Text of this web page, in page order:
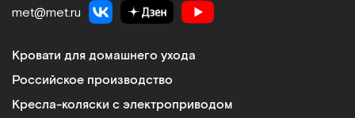
met@met.ru
Кровати для домашнего ухода
Российское производство
Кресла-коляски с электроприводом